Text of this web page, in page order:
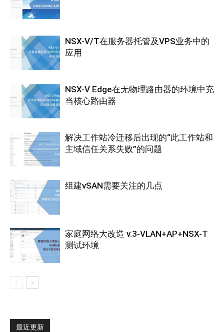
NSX-V/T在服务器托管及VPS业务中的
应用
NSX-V Edge在无物理路由器的环境中充
当核心路由器
解决工作站冷迁移后出现的“此工作站和
主域信任关系失败”的问题
组建vSAN需要关注的几点
家庭网络大改造 v.3-VLAN+AP+NSX-T
测试环境
最近更新